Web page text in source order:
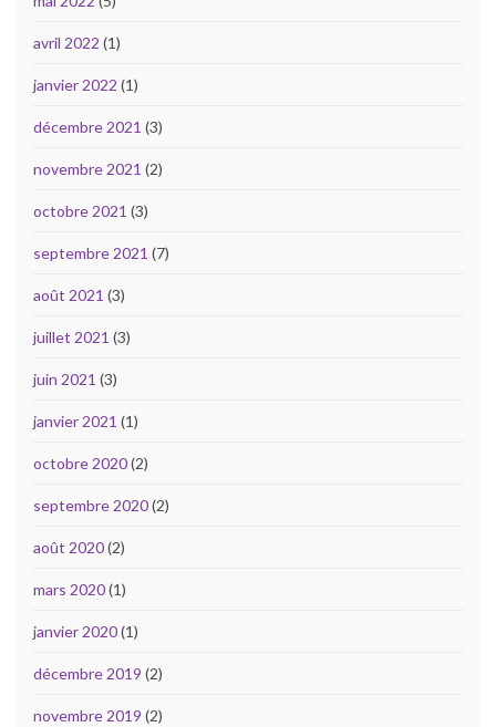
avril 2022 (1)
janvier 2022 (1)
décembre 2021 (3)
novembre 2021 (2)
octobre 2021 (3)
septembre 2021 (7)
août 2021 (3)
juillet 2021 (3)
juin 2021 (3)
janvier 2021 (1)
octobre 2020(2)
septembre 2020(2)
août 2020(2)
mars 2020(1)
janvier 2020(1)
décembre 2019 (2)
novembre 2019 (2)